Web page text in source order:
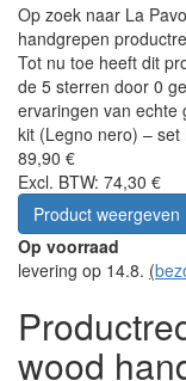
Op zoek naar La
handgrepen
Tot nu toe heeft dit
de 5 sterren door 0
ervaringen van echte
kit (Legno nero) – set
89,90 €
Excl. BTW: 74,30 €
Product weergeven
Op voorraad
levering op 14.8. (
wood